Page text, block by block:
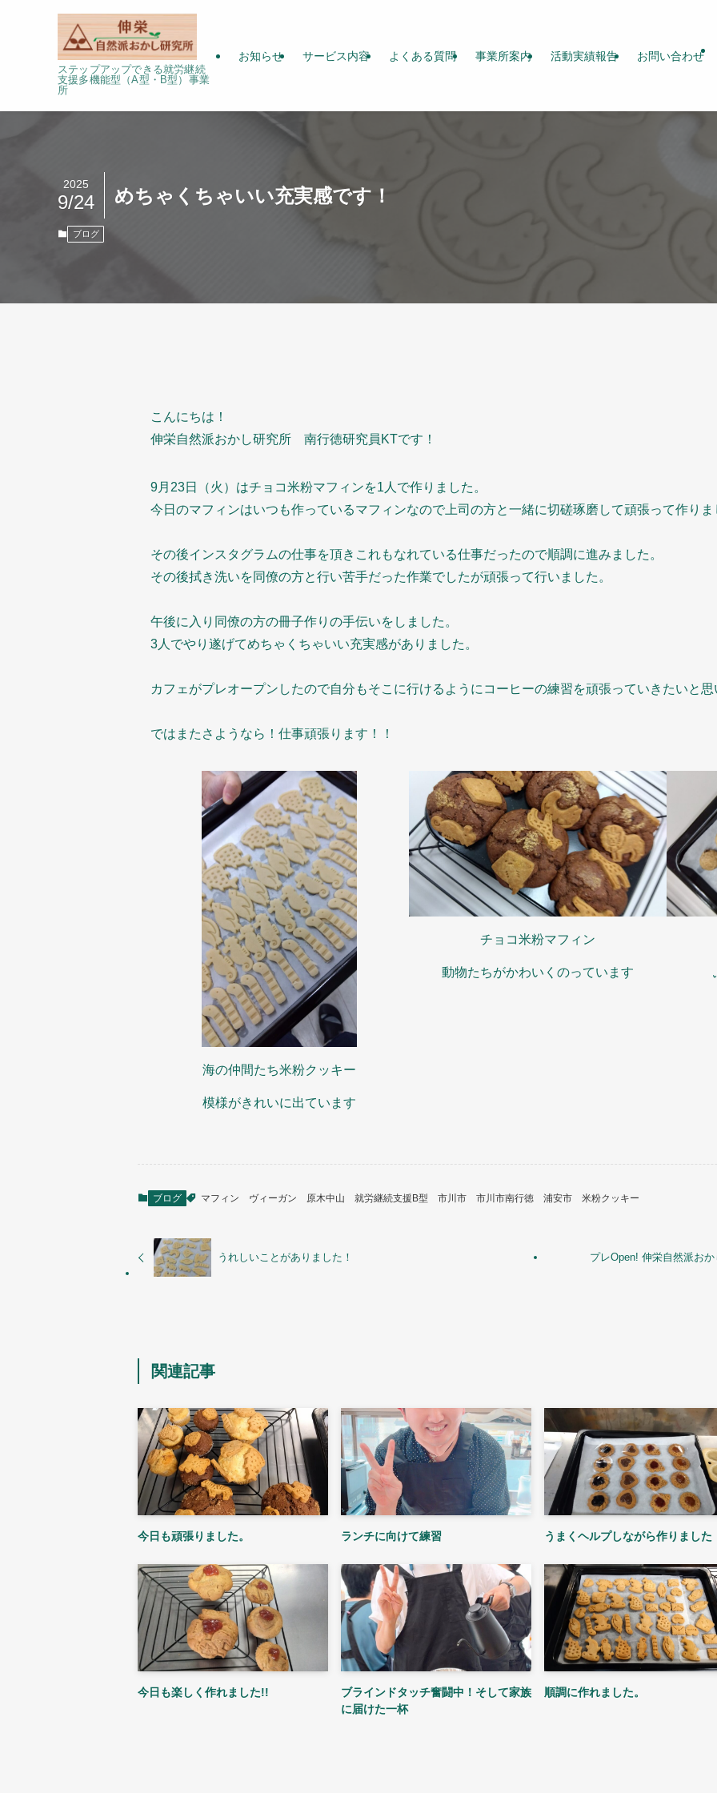
ステップアップできる就労継続
支援多機能型（A型・B型）事業
所
お知らせ サービス内容 よくある質問 事業所案内 活動実績報告 お問い合わせ
めちゃくちゃいい充実感です！
2025
9/24
ブログ
こんにちは！
伸栄自然派おかし研究所 南行徳研究員KTです！
9月23日（火）はチョコ米粉マフィンを1人で作りました。
今日のマフィンはいつも作っているマフィンなので上司の方と一緒に切磋琢磨して頑張って作りま
その後インスタグラムの仕事を頂きこれもなれている仕事だったので順調に進みました。
その後拭き洗いを同僚の方と行い苦手だった作業でしたが頑張って行いました。
午後に入り同僚の方の冊子作りの手伝いをしました。
3人でやり遂げてめちゃくちゃいい充実感がありました。
カフェがプレオープンしたので自分もそこに行けるようにコーヒーの練習を頑張っていきたいと思
ではまたさようなら！仕事頑張ります！！
海の仲間たち米粉クッキー
模様がきれいに出ています
チョコ米粉マフィン
動物たちがかわいくのっています
ブログ マフィン ヴィーガン 原木中山 就労継続支援B型 市川市 市川市南行徳 浦安市 米粉クッキー
うれしいことがありました！ プレOpen! 伸栄自然派お
関連記事
今日も頑張りました。 ランチに向けて練習 うまくヘルプしながら作りました
今日も楽しく作れました!!
ブラインドタッチ奮闘中！そして家族
に届けた一杯
順調に作れました。